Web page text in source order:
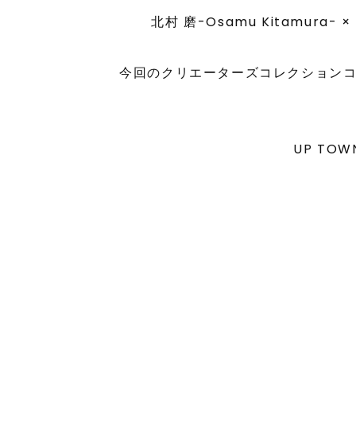
北村 磨-Osamu Kitamura- ×
今回のクリエーターズコレクショ
UP